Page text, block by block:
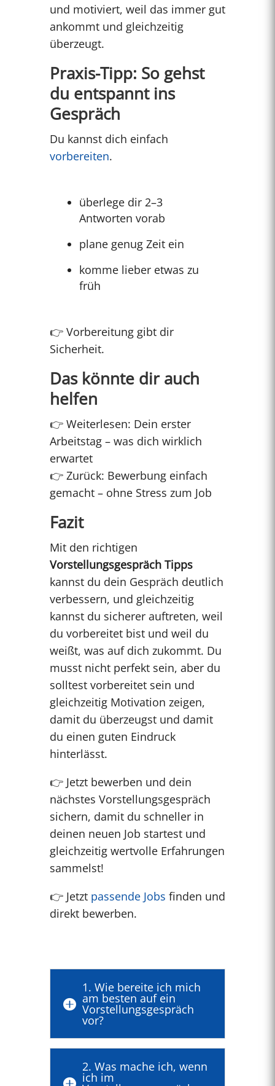
und motiviert, weil das immer gut
ankommt und gleichzeitig
überzeugt.
Praxis-Tipp: So gehst
du entspannt ins
Gespräch
Du kannst dich einfach
vorbereiten.
überlege dir 2–3
Antworten vorab
plane genug Zeit ein
komme lieber etwas zu
früh
👉 Vorbereitung gibt dir
Sicherheit.
Das könnte dir auch
helfen
👉 Weiterlesen: Dein erster
Arbeitstag – was dich wirklich
erwartet
👉 Zurück: Bewerbung einfach
gemacht – ohne Stress zum Job
Fazit
Mit den richtigen
Vorstellungsgespräch Tipps
kannst du dein Gespräch deutlich
verbessern, und gleichzeitig
kannst du sicherer auftreten, weil
du vorbereitet bist und weil du
weißt, was auf dich zukommt. Du
musst nicht perfekt sein, aber du
solltest vorbereitet sein und
gleichzeitig Motivation zeigen,
damit du überzeugst und damit
du einen guten Eindruck
hinterlässt.
👉 Jetzt bewerben und dein
nächstes Vorstellungsgespräch
sichern, damit du schneller in
deinen neuen Job startest und
gleichzeitig wertvolle Erfahrungen
sammelst!
👉 Jetztpassende Jobs finden und
direkt bewerben.

1. Wie bereite ich mich
am besten auf ein
Vorstellungsgespräch
vor?

2. Was mache ich, wenn
ich im